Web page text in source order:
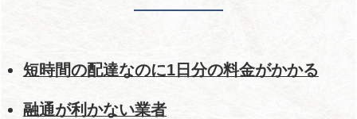
短時間の配達なのに1日分の料金がかかる
融通が利かない業者